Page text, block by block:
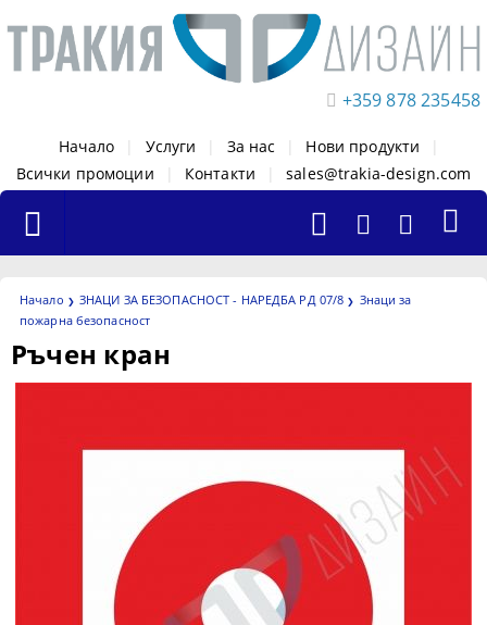
+359 878 235458
Начало Услуги За нас Нови продукти
Всички промоции
Контакти sales@trakia-design.com
Начало ЗНАЦИ ЗА БЕЗОПАСНОСТ - НАРЕДБА РД 07/8
Знаци за
пожарна безопасност
Ръчен кран